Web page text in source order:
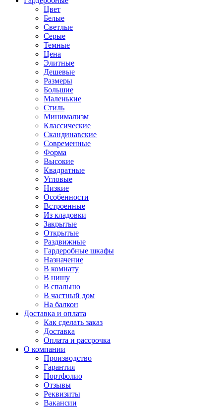
Цвет
Белые
Светлые
Серые
Темные
Цена
Элитные
Дешевые
Размеры
Большие
Маленькие
Стиль
Минимализм
Классические
Скандинавские
Современные
Форма
Высокие
Квадратные
Угловые
Низкие
Особенности
Встроенные
Из кладовки
Закрытые
Открытые
Раздвижные
Гардеробные шкафы
Назначение
В комнату
В нишу
В спальню
В частный дом
На балкон
Доставка и оплата
Как сделать заказ
Доставка
Оплата и рассрочка
О компании
Производство
Гарантия
Портфолио
Отзывы
Реквизиты
Вакансии